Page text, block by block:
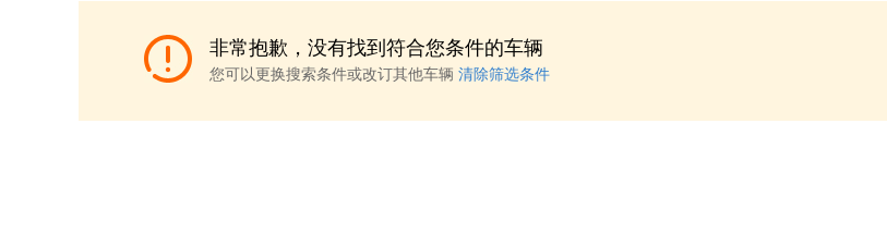
非常抱歉，没有找到符合您条件的车辆
您可以更换搜索条件或改订其他车辆 清除筛选条件